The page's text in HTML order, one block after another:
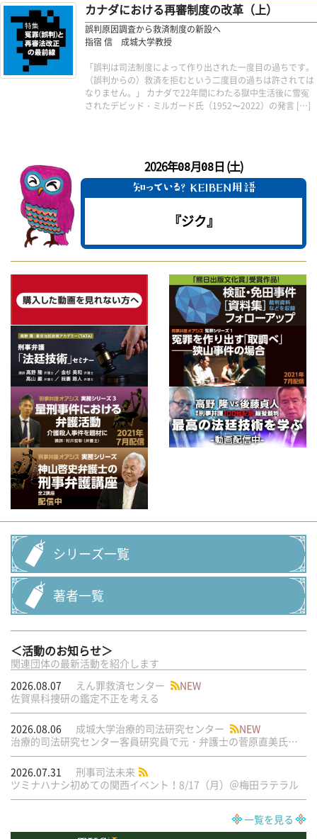
カナダにおける再審制度の改革（上）
誤判原因調査から救済制度の新設へ
指宿 信 成城大学教授
「誤判は司法制度によって作り出された一度目の過ちです。
（誤判からの）救済を拒むという二度目の過ちは許されては
なりません。」 カナダで22年間にわたる獄中生活後に雪冤
されたデビッド・ミルガード氏（1952〜2022）の発言 […]
2026年08月08日 (土)
『ジク』
シリーズ一覧
著者一覧
＜活動のお知らせ＞
関連団体の最新活動を紹介します
2026.08.07
えん罪救済センター
NEW
佐賀県科捜研の鑑定不正を考える
2026.08.06 成城大学治療的司法研究センター
NEW
治療的司法研究センター客員研究員で元・弁護士の菅原直美氏の論文が公刊されました
2026.07.31
刑事司法未来
ツミナハナシ初めての関西イベント！8/17（月）＠梅田ラテラル
一覧を見る